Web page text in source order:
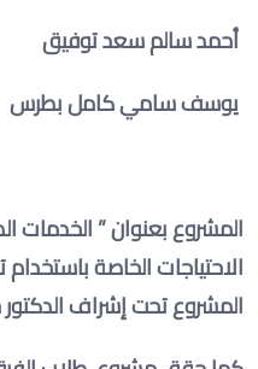
أحمد سالم سعد توفيق
يوسف سامي كامل بطرس
المشروع بعنوان ” الخدمات
الاحتياجات الخاصة
المشروع تحت إشراف